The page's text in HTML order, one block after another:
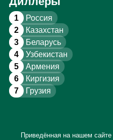
1 Россия
2 Казахстан
3 Беларусь
4 Узбекистан
5 Армения
6 Киргизия
7 Грузия
Приведённая на нашем